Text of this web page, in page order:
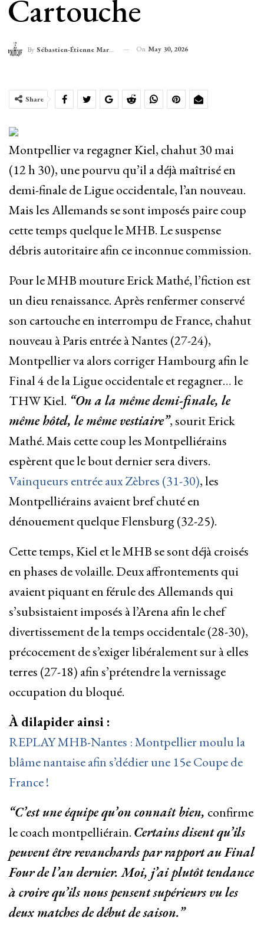
Cartouche
By Sébastien-Étienne Marechal On May 30, 2026
Share
Montpellier va regagner Kiel, chahut 30 mai
(12 h 30), une pourvu qu’il a déjà maîtrisé en
demi-finale de Ligue occidentale, l’an nouveau.
Mais les Allemands se sont imposés paire coup
cette temps quelque le MHB. Le suspense
débris autoritaire afin ce inconnue commission.
Pour le MHB mouture Erick Mathé, l’fiction est
un dieu renaissance. Après renfermer conservé
son cartouche en interrompu de France, chahut
nouveau à Paris entrée à Nantes (27-24),
Montpellier va alors corriger Hambourg afin le
Final 4 de la Ligue occidentale et regagner… le
THW Kiel. “On a la même demi-finale, le
même hôtel, le même vestiaire”, sourit Erick
Mathé. Mais cette coup les Montpelliérains
espèrent que le bout dernier sera divers.
Vainqueurs entrée aux Zèbres (31-30), les
Montpelliérains avaient bref chuté en
dénouement quelque Flensburg (32-25).
Cette temps, Kiel et le MHB se sont déjà croisés
en phases de volaille. Deux affrontements qui
avaient piquant en férule des Allemands qui
s’subsistaient imposés à l’Arena afin le chef
divertissement de la temps occidentale (28-30),
précocement de s’exiger libéralement sur à elles
terres (27-18) afin s’prétendre la vernissage
occupation du bloqué.
À dilapider ainsi :
REPLAY MHB-Nantes : Montpellier moulu la
blâme nantaise afin s’dédier une 15e Coupe de
France !
“C’est une équipe qu’on connaît bien, confirme
le coach montpelliérain. Certains disent qu’ils
peuvent être revanchards par rapport au Final
Four de l’an dernier. Moi, j’ai plutôt tendance
à croire qu’ils nous pensent supérieurs vu les
deux matches de début de saison.”